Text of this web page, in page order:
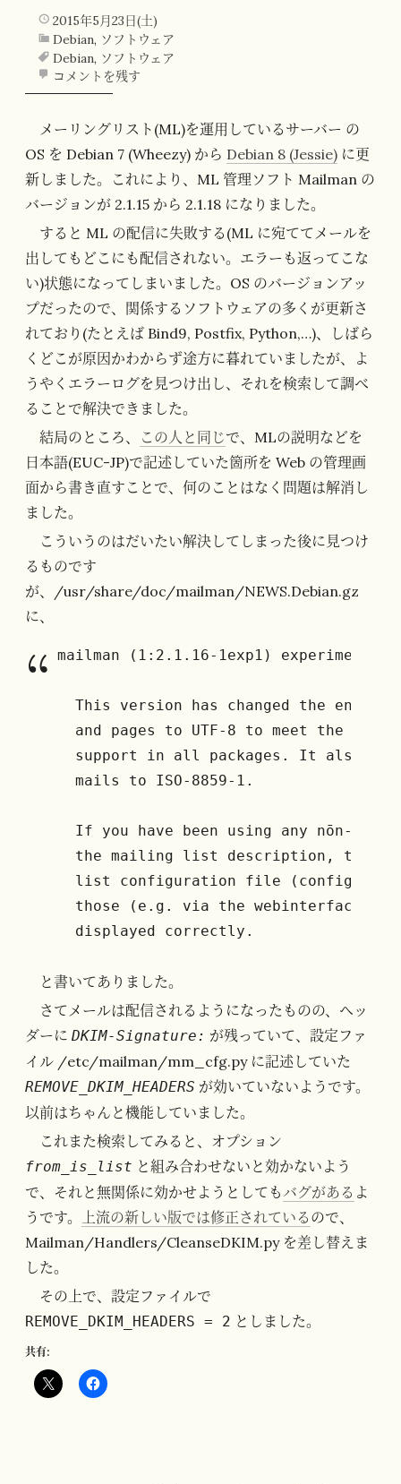
2015年5月23日(土)
Debian, ソフトウェア
Debian, ソフトウェア
コメントを残す
メーリングリスト(ML)を運用しているサーバー の
OS を Debian 7 (Wheezy) から Debian 8 (Jessie) に更
新しました。これにより、ML 管理ソフト Mailman の
バージョンが 2.1.15 から 2.1.18 になりました。
すると ML の配信に失敗する(ML に宛ててメールを
出してもどこにも配信されない。エラーも返ってこな
い)状態になってしまいました。OS のバージョンアッ
プだったので、関係するソフトウェアの多くが更新さ
れており(たとえば Bind9, Postfix, Python,…)、しばら
くどこが原因かわからず途方に暮れていましたが、よ
うやくエラーログを見つけ出し、それを検索して調べ
ることで解決できました。
結局のところ、
この人と同じで、MLの説明などを
日本語(EUC-JP)で記述していた箇所を Web の管理画
面から書き直すことで、何のことはなく問題は解消し
ました。
こういうのはだいたい解決してしまった後に見つけ
るものです
が、/usr/share/doc/mailman/NEWS.Debian.gz
に、
mailman (1:2.1.16-1exp1) experimental;
This version has changed the
and pages to UTF-8 to meet the
support in all packages. It also no
  mails to ISO-8859-1.
If you have been using any nōn-
the mailing list description, these
list configuration file
those (e.g. via the webinterface)
と書いてありました。
さてメールは配信されるようになったものの、ヘッ
ダーに DKIM-Signature: が残っていて、設定ファ
イル /etc/mailman/mm_cfg.py に記述していた
REMOVE_DKIM_HEADERS が効いていないようです。
以前はちゃんと機能していました。
これまた検索してみると、オプション
from_is_list と組み合わせないと効かないよう
で、それと無関係に効かせようとしてもバグがある よ
うです。
上流の新しい版では修正されている ので、
Mailman/Handlers/CleanseDKIM.py を差し替えま
した。
その上で、設定ファイルで
REMOVE_DKIM_HEADERS = 2 としました。
共有: